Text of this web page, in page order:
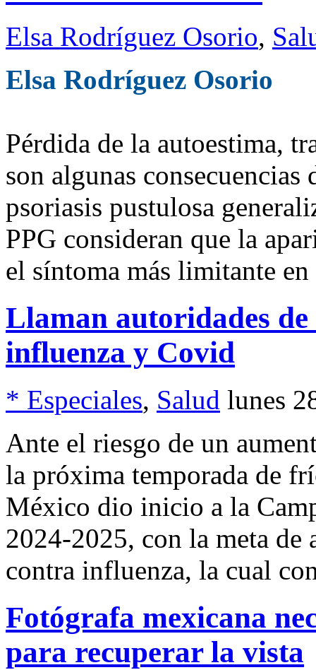
Elsa Rodríguez Osorio,
Elsa Rodríguez Osorio
Pérdida de la autoestima,
son algunas
psoriasis pustulosa
PPG consideran que la
el síntoma más limitante
Llaman autoridades
influenza y Covid
* Especiales, Salud lunes
Ante el riesgo de un
la próxima temporada de
México dio inicio a la
2024-2025, con la meta de
contra influenza, la cual
Fotógrafa mexicana
para recuperar la vista